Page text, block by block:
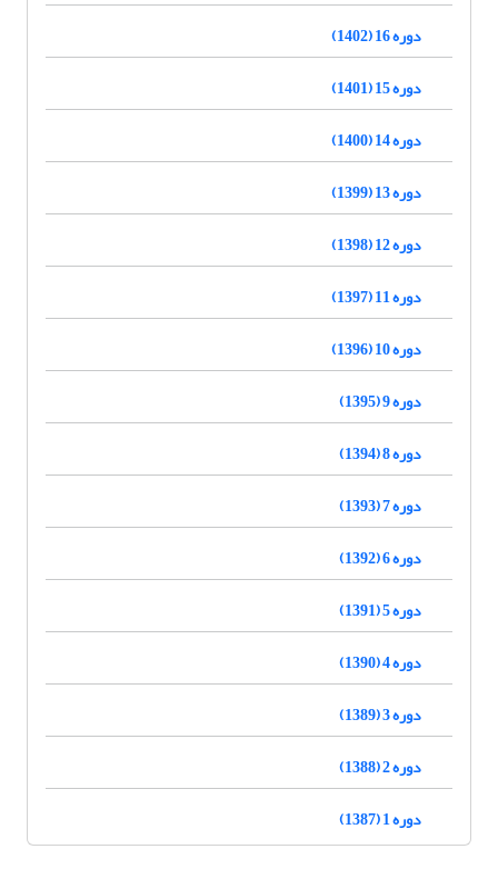
دوره 16 (1402)
دوره 15 (1401)
دوره 14 (1400)
دوره 13 (1399)
دوره 12 (1398)
دوره 11 (1397)
دوره 10 (1396)
دوره 9 (1395)
دوره 8 (1394)
دوره 7 (1393)
دوره 6 (1392)
دوره 5 (1391)
دوره 4 (1390)
دوره 3 (1389)
دوره 2 (1388)
دوره 1 (1387)